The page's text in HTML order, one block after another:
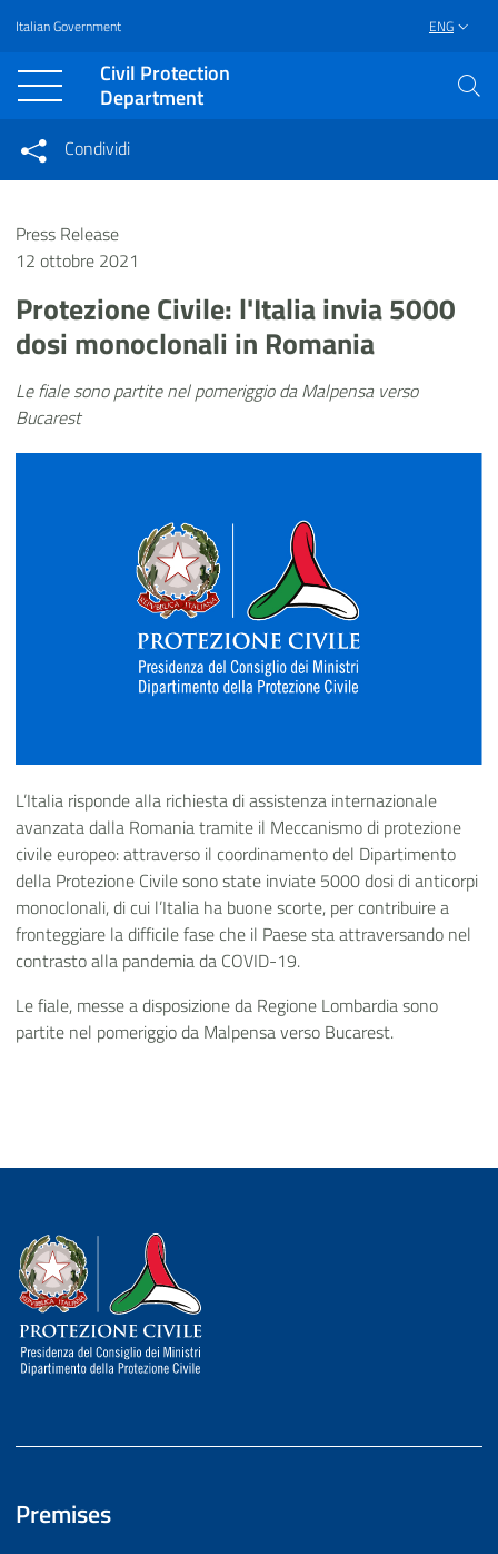
Vai al contenuto principale
Raggiungi il piè di pagina
Italian Government ENG
Civil Protection
Department
Condividi su Facebook
Condividi
Condividi sui social network
Press Release
12 ottobre 2021
Protezione Civile: l'Italia invia 5000
dosi monoclonali in Romania
Le fiale sono partite nel pomeriggio da Malpensa verso
Bucarest
L’Italia risponde alla richiesta di assistenza internazionale
avanzata dalla Romania tramite il Meccanismo di protezione
civile europeo: attraverso il coordinamento del Dipartimento
della Protezione Civile sono state inviate 5000 dosi di anticorpi
monoclonali, di cui l’Italia ha buone scorte, per contribuire a
fronteggiare la difficile fase che il Paese sta attraversando nel
contrasto alla pandemia da COVID-19.
Le fiale, messe a disposizione da Regione Lombardia sono
partite nel pomeriggio da Malpensa verso Bucarest.
Dipartimento della Protezione Civile
Premises